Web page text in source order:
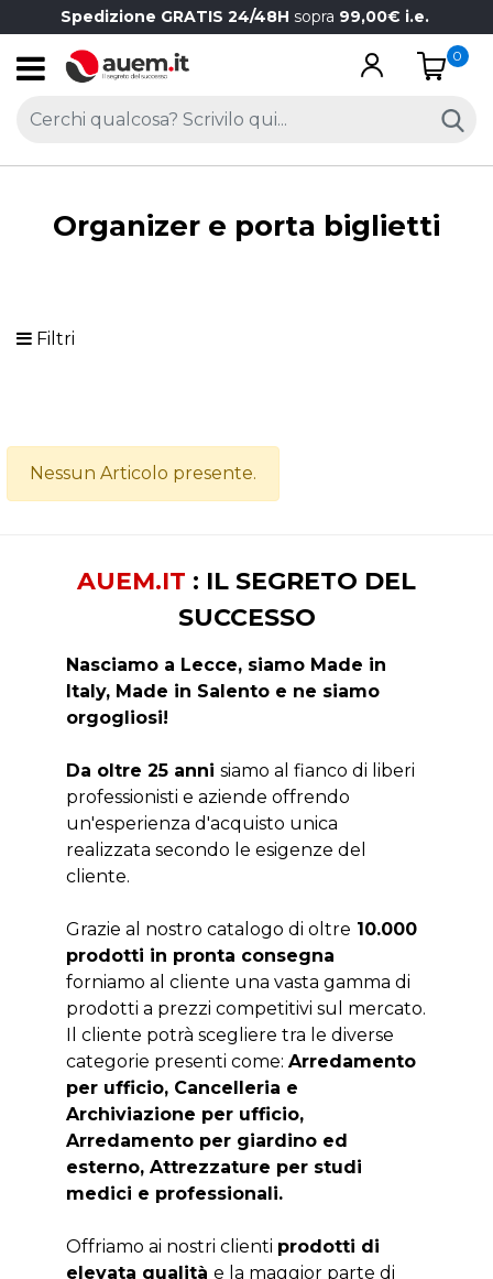
Spedizione GRATIS 24/48H sopra 99,00€ i.e.
Open
0
Organizer e porta biglietti
Filtri
Nessun Articolo presente.
AUEM.IT : IL SEGRETO DEL
SUCCESSO
Nasciamo a Lecce, siamo Made in
Italy, Made in Salento e ne siamo
orgogliosi!
Da oltre 25 anni siamo al fianco di liberi
professionisti e aziende offrendo
un'esperienza d'acquisto unica
realizzata secondo le esigenze del
cliente.
Grazie al nostro catalogo di oltre 10.000
prodotti in pronta consegna
forniamo al cliente una vasta gamma di
prodotti a prezzi competitivi sul mercato.
Il cliente potrà scegliere tra le diverse
categorie presenti come: Arredamento
per ufficio, Cancelleria e
Archiviazione per ufficio,
Arredamento per giardino ed
esterno, Attrezzature per studi
medici e professionali.
Offriamo ai nostri clienti prodotti di
elevata qualità e la maggior parte di